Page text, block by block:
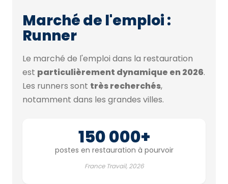
Marché de l'emploi :
Runner
Le marché de l'emploi dans la restauration
est particulièrement dynamique en 2026.
Les runners sont très recherchés,
notamment dans les grandes villes.
150 000+
postes en restauration à pourvoir
France Travail, 2026